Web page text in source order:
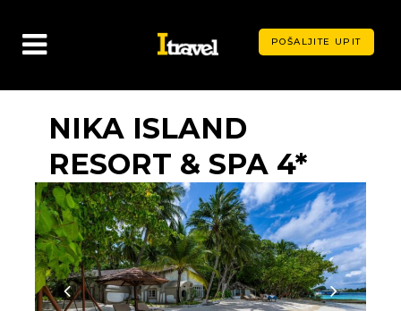
POŠALJITE UPIT
NIKA ISLAND
RESORT & SPA 4*